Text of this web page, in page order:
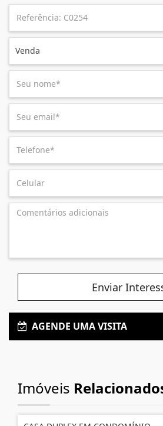
Venda
Enviar
AGENDE UMA VISITA
Imóveis